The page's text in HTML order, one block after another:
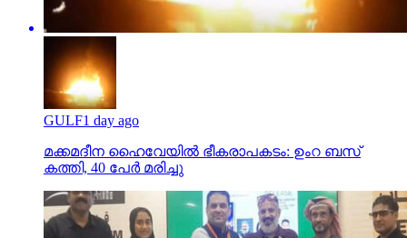
GULF1 day ago
മക്കമദീന ഹൈവേയില്‍ ഭീകരാപകടം: ഉംറ ബസ്
കത്തി, 40 പേര്‍ മരിച്ചു